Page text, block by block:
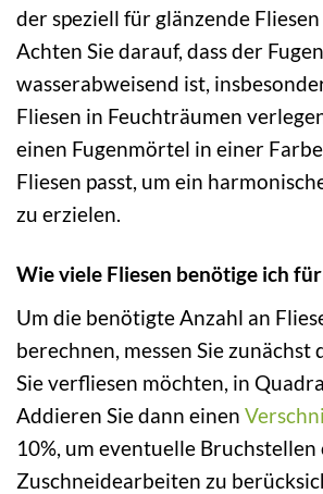
der speziell für glänzende
Achten Sie darauf, dass der
wasserabweisend ist,
Fliesen in Feuchträumen
einen Fugenmörtel in einer
Fliesen passt, um ein
zu erzielen.
Wie viele Fliesen benötige ich
Um die benötigte Anzahl an
berechnen, messen Sie zunächst
Sie verfliesen möchten, in
Addieren Sie dann einen
10%, um eventuelle Bruchstellen
Zuschneidearbeiten zu